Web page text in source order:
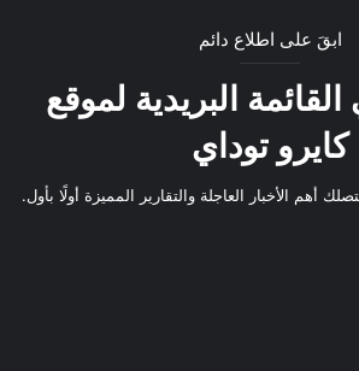
ابقَ على اطلاع دائم
البريدية لموقع
كايرو توداي
أهم الأخبار العاجلة والتقارير المميزة أولًا بأول.